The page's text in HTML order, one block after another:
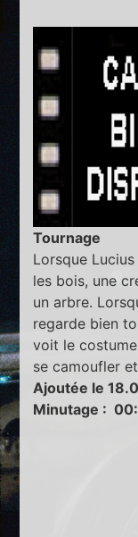
Tournage
Lorsque
les bois, une
un arbre.
regarde bien
voit le
se camoufler
Ajoutée le
Minutage :